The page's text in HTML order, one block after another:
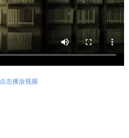
点击播放视频